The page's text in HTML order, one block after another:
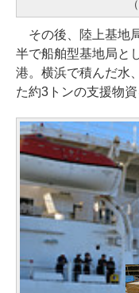
その後、陸上基地
半で船舶型基地局と
港。横浜で積んだ水
た約3トンの支援物資